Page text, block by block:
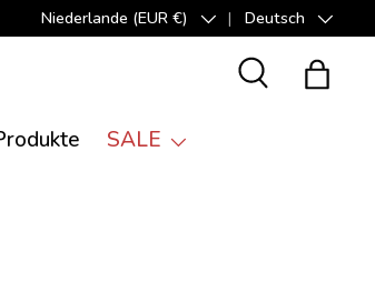
Land/Region
Niederlande (EUR €) SpracheDeutsch
Suche
SALE